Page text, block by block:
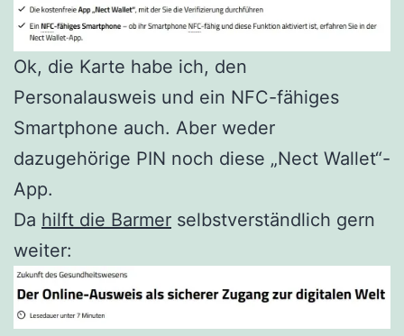
Ok, die Karte habe ich, den
Personalausweis und ein NFC-fähiges
Smartphone auch. Aber weder
dazugehörige PIN noch diese „Nect Wallet“-
App.
Da hilft die Barmer selbstverständlich gern
weiter: